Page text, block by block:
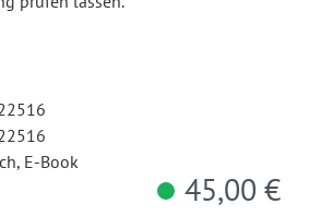
E-Book
45,00 €